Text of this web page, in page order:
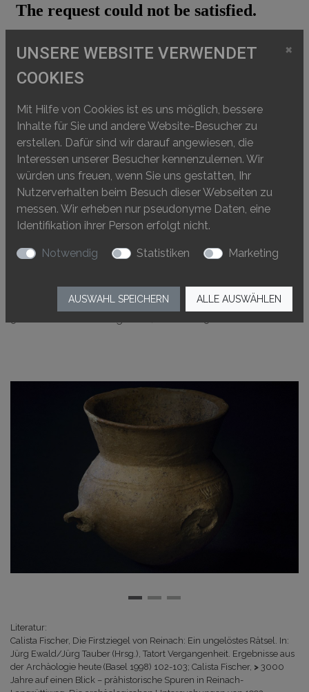
Literatur:
Calista Fischer, Die Firstziegel von Reinach: Ein ungelöstes Rätsel. In:
Jürg Ewald/Jürg Tauber (Hrsg.), Tatort Vergangenheit. Ergebnisse aus
der Archäologie heute (Basel 1998) 102-103; Calista Fischer, > 3000
Jahre auf einen Blick – prähistorische Spuren in Reinach-
UNSERE WEBSITE VERWENDET
COOKIES
×
Mit Hilfe von Cookies ist es uns möglich, bessere
Inhalte für Sie und andere Website-Besucher zu
erstellen. Dafür sind wir darauf angewiesen, die
Interessen unserer Besucher kennenzulernen. Wir
würden uns freuen, wenn Sie uns gestatten, Ihr
Nutzerverhalten beim Besuch dieser Webseiten zu
messen. Wir erheben nur pseudonyme Daten, eine
Identifikation ihrer Person erfolgt nicht.
Notwendig Statistiken Marketing
AUSWAHL SPEICHERN ALLE AUSWÄHLEN